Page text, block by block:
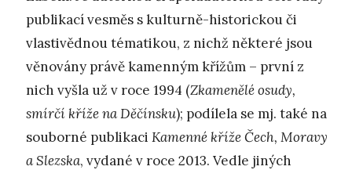
publikací vesměs s kulturně-historickou či
vlastivědnou tématikou, z nichž některé jsou
věnovány právě kamenným křížům – první z
nich vyšla už v roce 1994 (Zkamenělé osudy,
smírčí kříže na Děčínsku); podílela se mj. také na
souborné publikaci Kamenné kříže Čech, Moravy
a Slezska, vydané v roce 2013. Vedle jiných